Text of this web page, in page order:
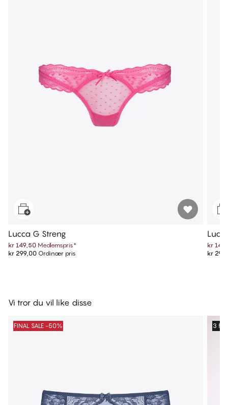
Lucca G Streng
kr 149,50 Medlemspris*
kr 299,00 Ordinær pris
kr
kr
Vi tror du vil like disse
FINAL SALE -50% 3 for